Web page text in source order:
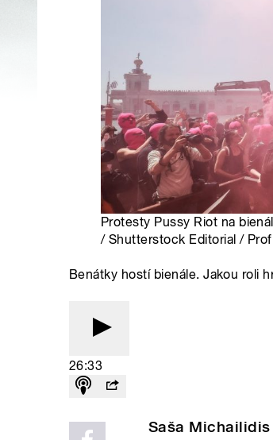
Protesty Pussy Riot na
/ Shutterstock Editorial /
Benátky hostí bienále. Jakou roli
26:33
Saša